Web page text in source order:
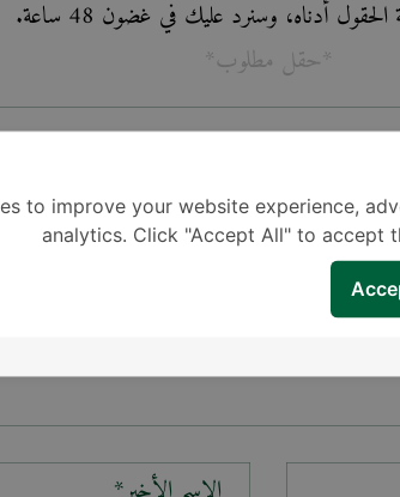
أدناه، وسنرد عليك في غضون 48 ساعة.
*حقل مطلوب*
to improve your website experience,
analytics. Click "Accept All" to accept